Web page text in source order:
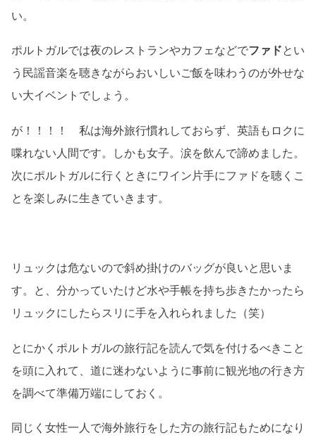
い。
ポルトガルでは夜のレストランやカフェなどでファドとい
う民謡音楽を聴きながらおいしいご飯を味わうのが外せな
い大イベントでしょう。
が！！！！ 私は海外旅行慣れしておらず、英語もロクに
喋れない人間です。しかも女子。涙を飲んで諦めました。
次にポルトガルに行くときにワイン片手にファドを聴くこ
とを楽しみに生きていきます。
リュックは危ないので斜め掛けのバッグが良いと思いま
す。と、分かっていたけど水や手帳を持ち歩きたかったら
リュックにしたらスリに手を入れられました（笑）
とにかくポルトガルの旅行記を読んで気を付けるべきこと
を頭に入れて、道に迷わないように事前に観光地の行き方
を調べて準備万端にしておく。
同じく女性一人で海外旅行をした方の旅行記もためになり